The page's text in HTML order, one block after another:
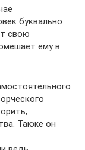
буквально
свою
ему в
Также он